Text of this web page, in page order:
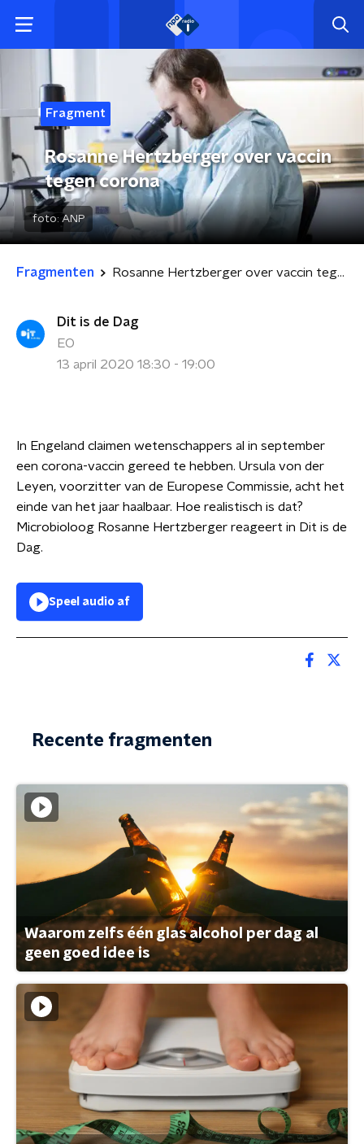
Fragment
Rosanne Hertzberger over vaccin
tegen corona
foto: ANP
Fragmenten Rosanne Hertzberger over vaccin tegen corona
Dit is de Dag
EO
13 april 2020 18:30 - 19:00
In Engeland claimen wetenschappers al in september
een corona-vaccin gereed te hebben. Ursula von der
Leyen, voorzitter van de Europese Commissie, acht het
einde van het jaar haalbaar. Hoe realistisch is dat?
Microbioloog Rosanne Hertzberger reageert in Dit is de
Dag.
Speel audio af
Recente fragmenten
Waarom zelfs één glas alcohol per dag al
geen goed idee is